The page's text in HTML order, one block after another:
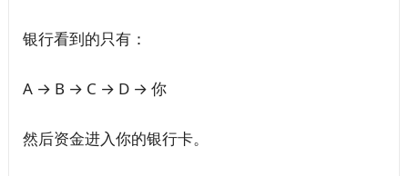
银行看到的只有：
A → B → C → D → 你
然后资金进入你的银行卡。